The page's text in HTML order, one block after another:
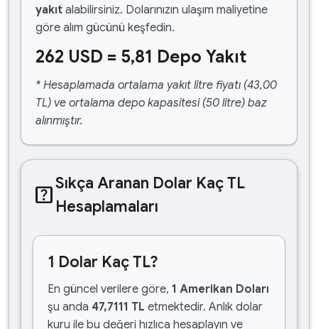
yakıt alabilirsiniz. Dolarınızın ulaşım maliyetine
göre alım gücünü keşfedin.
262 USD = 5,81 Depo Yakıt
* Hesaplamada ortalama yakıt litre fiyatı (43,00
TL) ve ortalama depo kapasitesi (50 litre) baz
alınmıştır.
help_centerSıkça Aranan Dolar Kaç TL
Hesaplamaları
1 Dolar Kaç TL?
En güncel verilere göre, 1 Amerikan Doları
şu anda 47,7111 TL etmektedir. Anlık dolar
kuru ile bu değeri hızlıca hesaplayın ve